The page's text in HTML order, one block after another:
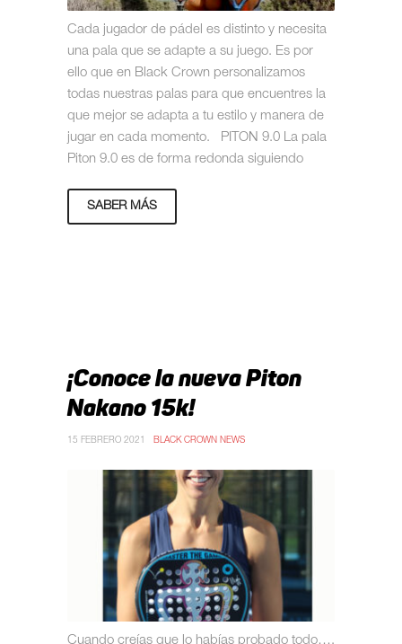
Cada jugador de pádel es distinto y necesita
una pala que se adapte a su juego. Es por
ello que en Black Crown personalizamos
todas nuestras palas para que encuentres la
que mejor se adapta a tu estilo y manera de
jugar en cada momento. PITON 9.0 La pala
Piton 9.0 es de forma redonda siguiendo
SABER MÁS
¡Conoce la nueva Piton
Nakano 15k!
15 FEBRERO 2021 BLACK CROWN NEWS
Cuando creías que lo habías probado todo….